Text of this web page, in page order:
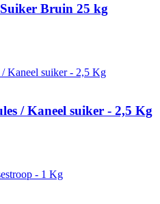
Bruin 25 kg
/ Kaneel suiker - 2,5 Kg